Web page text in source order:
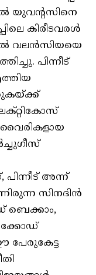
യുവന്റസിനെ
കിരീടവരള്‍
വലന്‍സിയയെ
പിന്നീട്
അന്ന്
സിനദിന്‍
ബെക്കാം,